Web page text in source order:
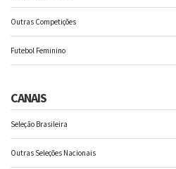
Outras Competições
Futebol Feminino
CANAIS
Seleção Brasileira
Outras Seleções Nacionais